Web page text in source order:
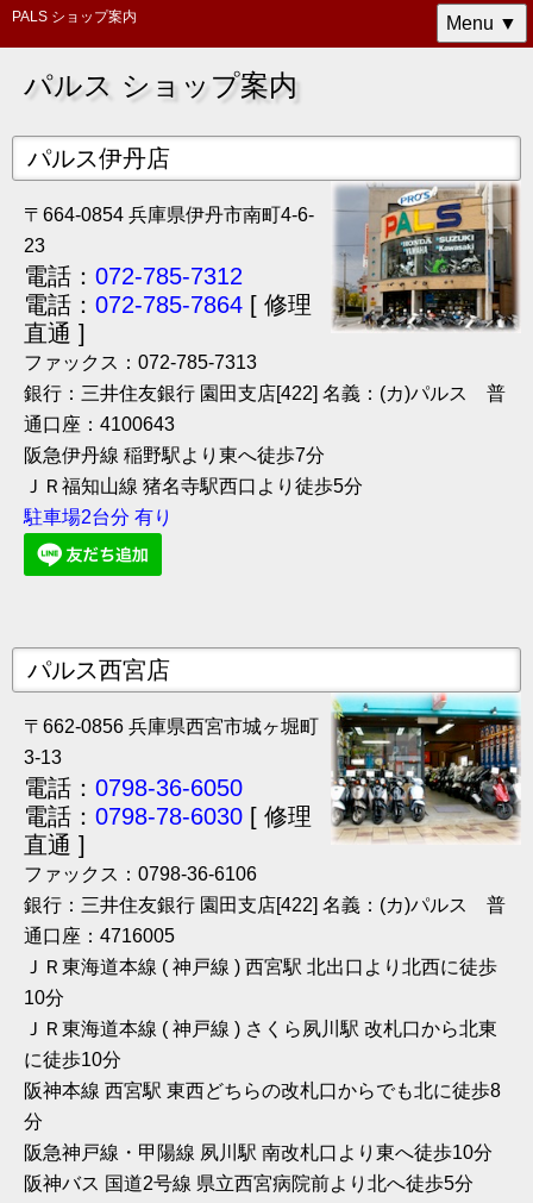
PALS ショップ案内 Menu ▼
パルス ショップ案内
パルス伊丹店
〒664-0854 兵庫県伊丹市南町4-6-
23
電話： 072-785-7312
電話： 072-785-7864 [ 修理
直通 ]
ファックス：072-785-7313
銀行：三井住友銀行 園田支店[422] 名義：(カ)パルス 普
通口座：4100643
阪急伊丹線 稲野駅より東へ徒歩7分
ＪＲ福知山線 猪名寺駅西口より徒歩5分
駐車場2台分 有り
パルス西宮店
〒662-0856 兵庫県西宮市城ヶ堀町
3-13
電話： 0798-36-6050
電話： 0798-78-6030 [ 修理
直通 ]
ファックス：0798-36-6106
銀行：三井住友銀行 園田支店[422] 名義：(カ)パルス 普
通口座：4716005
ＪＲ東海道本線 ( 神戸線 ) 西宮駅 北出口より北西に徒歩
10分
ＪＲ東海道本線 ( 神戸線 ) さくら夙川駅 改札口から北東
に徒歩10分
阪神本線 西宮駅 東西どちらの改札口からでも北に徒歩8
分
阪急神戸線・甲陽線 夙川駅 南改札口より東へ徒歩10分
阪神バス 国道2号線 県立西宮病院前より北へ徒歩5分